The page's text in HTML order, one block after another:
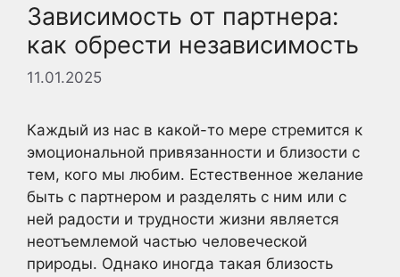
Зависимость от партнера:
как обрести независимость
11.01.2025
Каждый из нас в какой-то мере стремится к
эмоциональной привязанности и близости с
тем, кого мы любим. Естественное желание
быть с партнером и разделять с ним или с
ней радости и трудности жизни является
неотъемлемой частью человеческой
природы. Однако иногда такая близость